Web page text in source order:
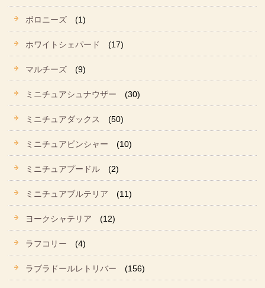
ボロニーズ (1)
ホワイトシェパード (17)
マルチーズ (9)
ミニチュアシュナウザー (30)
ミニチュアダックス (50)
ミニチュアピンシャー (10)
ミニチュアプードル (2)
ミニチュアブルテリア (11)
ヨークシャテリア (12)
ラフコリー (4)
ラブラドールレトリバー (156)